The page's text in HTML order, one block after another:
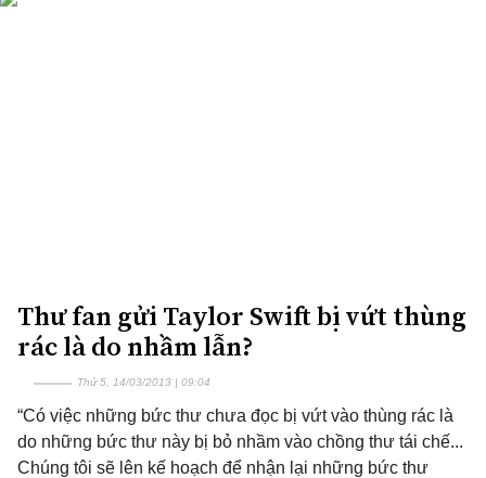
Thư fan gửi Taylor Swift bị vứt thùng
rác là do nhầm lẫn?
Thứ 5, 14/03/2013 | 09:04
“Có việc những bức thư chưa đọc bị vứt vào thùng rác là
do những bức thư này bị bỏ nhầm vào chồng thư tái chế...
Chúng tôi sẽ lên kế hoạch để nhận lại những bức thư